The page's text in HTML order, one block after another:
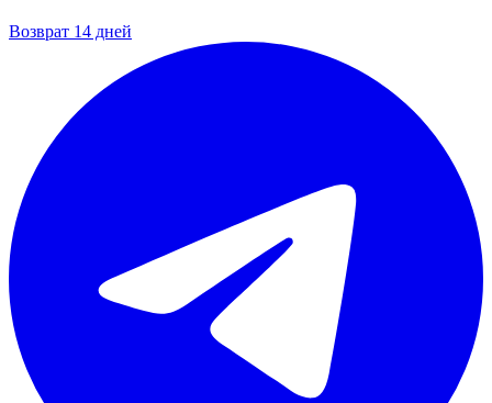
Возврат 14 дней